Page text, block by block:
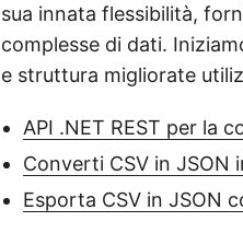
sua innata flessibilità,
complesse di dati.
e struttura migliorate
API .NET REST per la
Converti CSV in JSON
Esporta CSV in JSON